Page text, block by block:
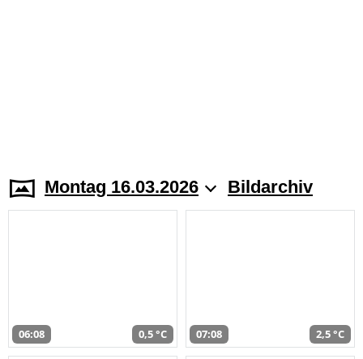
Montag 16.03.2026 Bildarchiv
06:08 0,5 °C 07:08 2,5 °C